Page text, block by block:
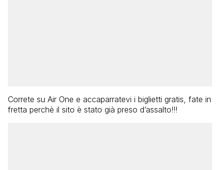
Correte su Air One e accaparratevi i biglietti gratis, fate in
fretta perchè il sito è stato già preso d’assalto!!!